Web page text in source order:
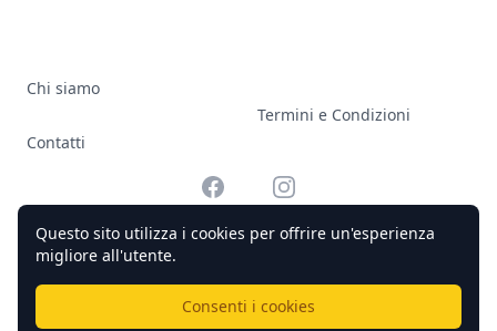
Questo sito utilizza i cookies per offrire un'esperienza
migliore all'utente.
Consenti i cookies
Chi siamo
Contatti
Termini e Condizioni
FacebookInstagram
© 2026 Officine Complicato Tutti i diritti riservati.